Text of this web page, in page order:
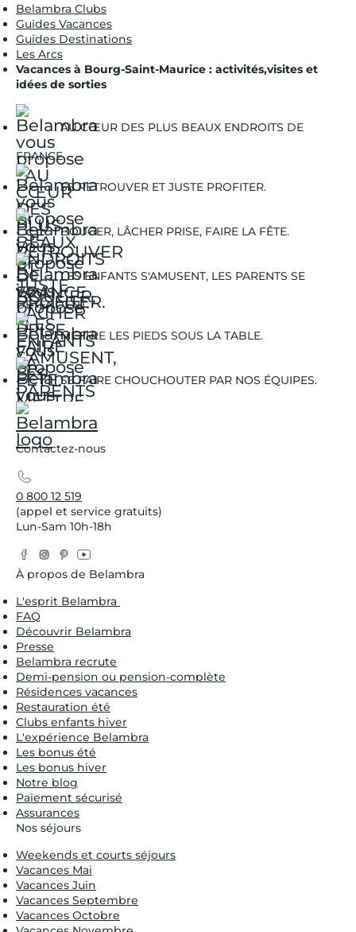
Belambra Clubs
Guides Vacances
Guides Destinations
Les Arcs
Vacances à Bourg-Saint-Maurice : activités,visites et
idées de sorties
AU CŒUR DES PLUS BEAUX ENDROITS DE
FRANCE.
SE RETROUVER ET JUSTE PROFITER.
BOUGER, LÂCHER PRISE, FAIRE LA FÊTE.
LES ENFANTS S'AMUSENT, LES PARENTS SE
DÉTENDENT.
METTRE LES PIEDS SOUS LA TABLE.
SE FAIRE CHOUCHOUTER PAR NOS ÉQUIPES.
Contactez-nous
0 800 12 519
(appel et service gratuits)
Lun-Sam 10h-18h
Facebook
Instagram
Pinterest
YouTube
À propos de Belambra
L'esprit Belambra
FAQ
Découvrir Belambra
Presse
Belambra recrute
Demi-pension ou pension-complète
Résidences vacances
Restauration été
Clubs enfants hiver
L'expérience Belambra
Les bonus été
Les bonus hiver
Notre blog
Paiement sécurisé
Assurances
Nos séjours
Weekends et courts séjours
Vacances Mai
Vacances Juin
Vacances Septembre
Vacances Octobre